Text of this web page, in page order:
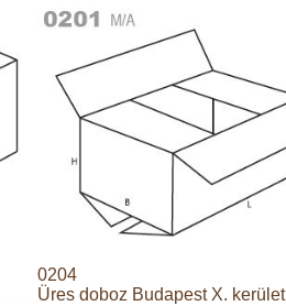
0204
Üres doboz Budapest X. kerület